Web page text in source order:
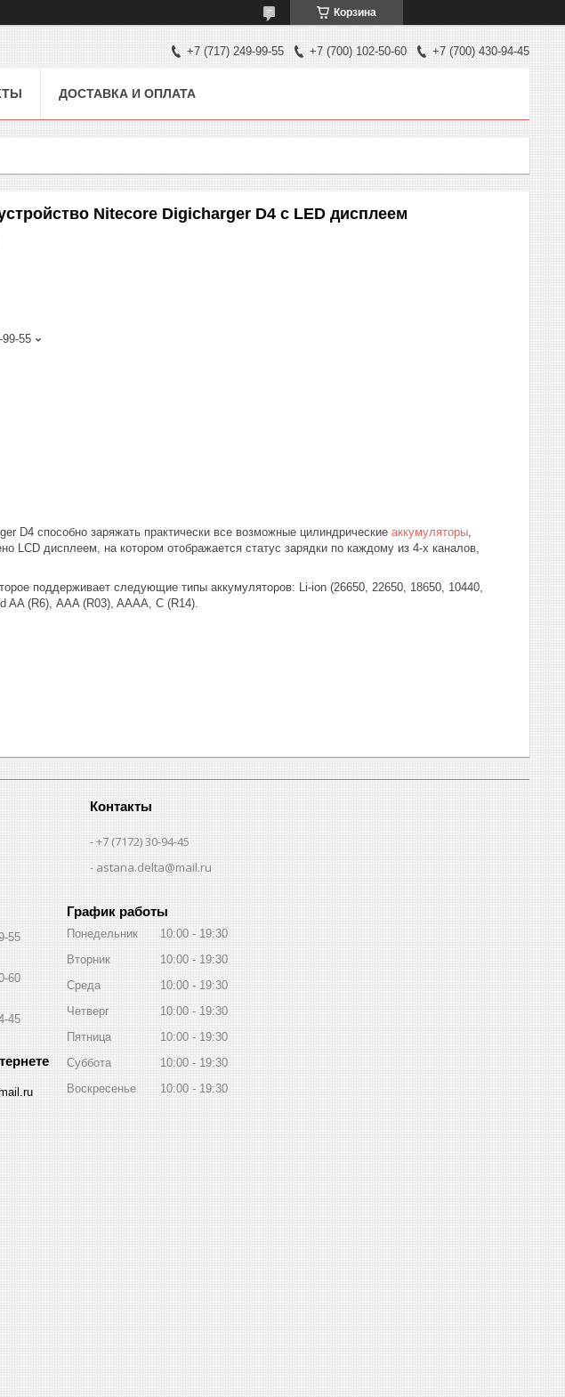
Корзина
+7 (717) 249-99-55 +7 (700) 102-50-60 +7 (700) 430-94-45
ДОСТАВКА И ОПЛАТА
Nitecore Digicharger D4 с LED дисплеем
55
D4 способно заряжать практически все возможные цилиндрические аккумуляторы
LCD дисплеем, на котором отображается статус зарядки по каждому из 4-х каналов,
поддерживает следующие типы аккумуляторов: Li-ion (26650, 22650, 18650, 10440,
AA (R6), ААA (R03), AAAA, С (R14).
Контакты
+7 (7172) 30-94-45
astana.delta@mail.ru
55
60
45
График работы
Понедельник 10:00
19:30
Вторник
10:00
19:30
Среда
10:00
19:30
Четверг
10:00
19:30
Пятница
10:00
19:30
Суббота
10:00
19:30
Воскресенье
10:00 19:30